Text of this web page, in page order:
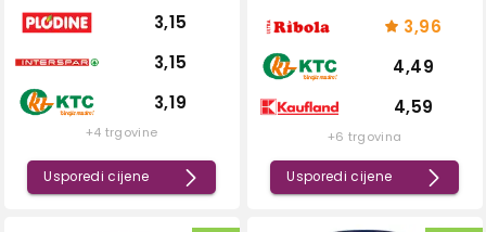
3,15
3,15
3,19
+4 trgovine
Usporedi cijene
3,96
4,49
4,59
+6 trgovina
Usporedi cijene